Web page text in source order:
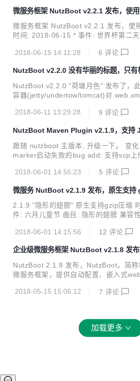
s://gitee.com/nutz/nutzboot 还有
https://gitee.com...
微服务框架 NutzBoot v2.2.1 发布，使
微服务框架 NutzBoot v2.2.1 发布，使
时间: 2018-06-15 * 事件: 世界杯第二
性: 与2.0.x/2.1.x完全兼容 * 变更: *
2018-06-15 14:11:28 6 评论
NutzBoot v2.2.0 没有华丽的标题，只有
NutzBoot v2.2.0 "荷塘月色" 发布了，
容器(jetty/undertow/tomcat)对
容 变更: add: tomcat也需要支持404和
ertow也需要支持404和500页面等页面
w/tomcat添加welcome file配置 add:
2018-06-11 13:29:28 9 评论
NutzBoot Maven Plugin v2.1.9，支持
跟随 nutzboot 主版本, 升级一下。 变
marker启动失败的bug add: 支持scp上
加本 plugin： <build>
<artifactId>nutzboot-maven-
2018-06-01 14:56:23 5 评论
微服务 NutBoot v2.1.9 发布，原生支持
2.1.9 "隐形的翅膀" 原生支持gzip压缩
件: 六月儿童节 曲目: 隐形的翅膀 兼容
ertow支持启用gzip, issue
决jdk10上可能报错的问题 update: 更
y howe
2018-06-01 14:15:56 12 评论
企业级微服务框架 NutzBoot v2.1.8 发
包
NutzBoot 2.1.8 发布，NutzBoot，简称
微服务框架，提供自动配置、嵌入式
sue 36, Web服务类应共享一个超类
jetty.port等端口统统支持随机设置,设
线程池设置 add: 配置手册总表 add: 支
2018-05-15 15:06:12 7 评论
加载更多